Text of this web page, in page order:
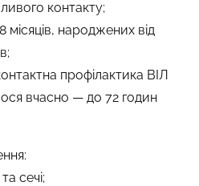
контакту;
місяців, народжених від
профілактика ВІЛ
вчасно — до 72 годин
сечі;